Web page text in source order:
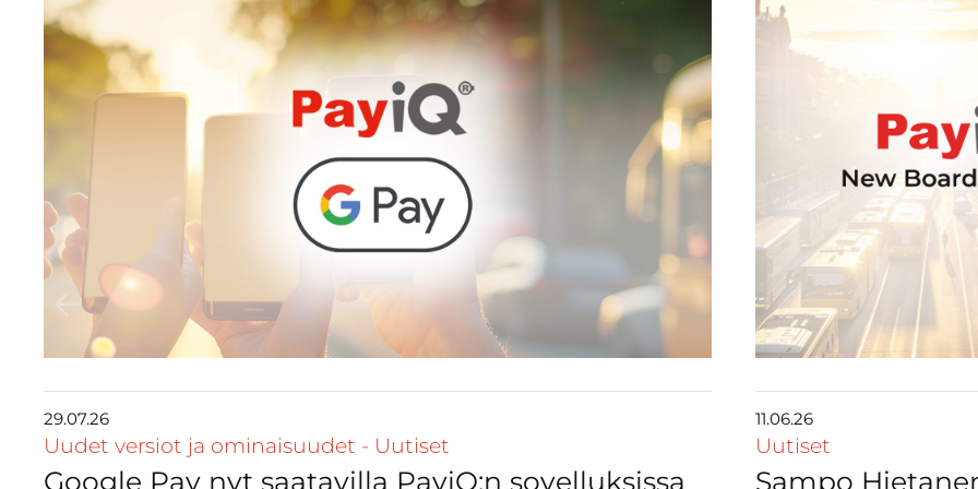
29.07.26
Uudet versiot ja ominaisuudet - Uutiset
Google Pay nyt saatavilla PayiQ:n sovelluksissa
11.06.26
Uutiset
Sampo